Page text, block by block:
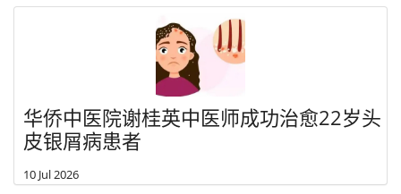
华侨中医院谢桂英中医师成功治愈22岁头
皮银屑病患者
10 Jul 2026